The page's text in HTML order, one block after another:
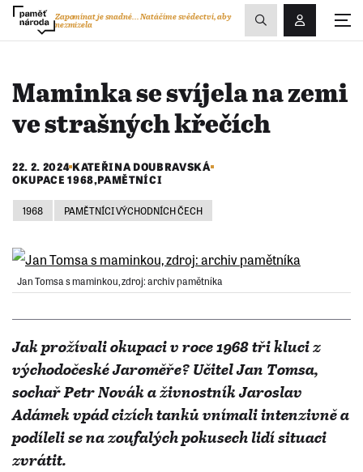
Přihlášení/
Zapomínat je snadné...Natáčíme svědectví, aby
nezmizela
Zobrazit
vyhledávání
Maminka se svíjela na zemi
ve strašných křečích
22. 2. 2024 KATEŘINA DOUBRAVSKÁ
OKUPACE 1968,PAMĚTNÍCI
1968 PAMĚTNÍCI VÝCHODNÍCH ČECH
Jan Tomsa s maminkou, zdroj: archiv pamětníka
Jak prožívali okupaci v roce 1968 tři kluci z
východočeské Jaroměře? Učitel Jan Tomsa,
sochař Petr Novák a živnostník Jaroslav
Adámek vpád cizích tanků vnímali intenzivně a
podíleli se na zoufalých pokusech lidí situaci
zvrátit.